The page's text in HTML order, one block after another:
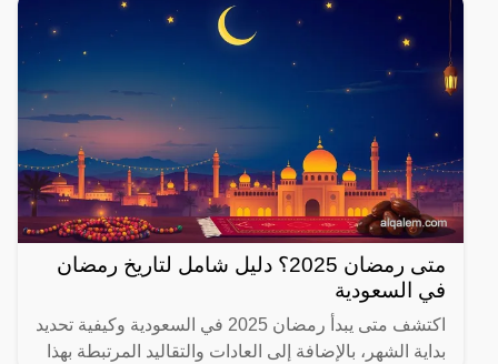
متى رمضان 2025؟ دليل شامل لتاريخ رمضان
في السعودية
اكتشف متى يبدأ رمضان 2025 في السعودية وكيفية تحديد
بداية الشهر، بالإضافة إلى العادات والتقاليد المرتبطة بهذا